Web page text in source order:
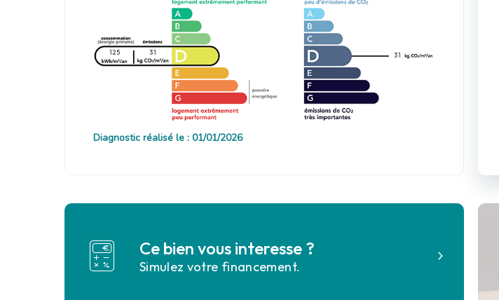
125 31 31
Diagnostic réalisé le : 01/01/2026
Ce bien vous interesse ?
Simulez votre financement.